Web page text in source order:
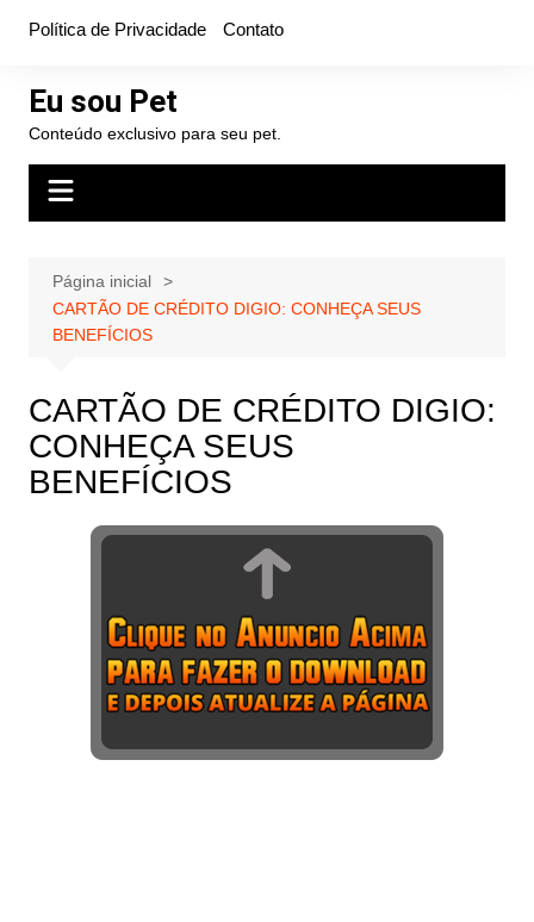
conteúdo
Política de Privacidade Contato
Eu sou Pet
Conteúdo exclusivo para seu pet.
Página inicial
CARTÃO DE CRÉDITO DIGIO: CONHEÇA SEUS
BENEFÍCIOS
CARTÃO DE CRÉDITO DIGIO:
CONHEÇA SEUS
BENEFÍCIOS